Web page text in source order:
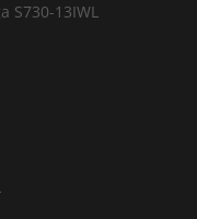
S730-13IWL